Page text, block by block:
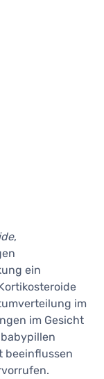
,
ein
im
im Gesicht
beeinflussen